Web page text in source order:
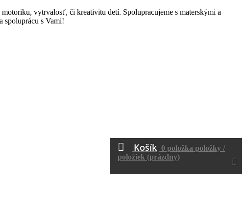
vytrvalosť, či kreativitu detí. Spolupracujeme s materskými a
spoluprácu s Vami!
Košík 0 položka položky /
položiek (prázdny)